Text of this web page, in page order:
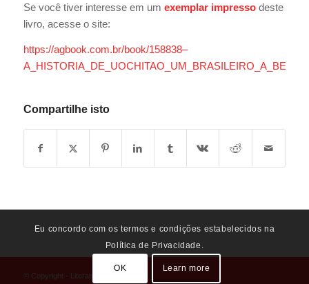
Se você tiver interesse em um exemplar impressodeste
livro, acesse o site:
https://agbook.com.br/book/158838–
Compartilhe isto
© Copyright - Literatura Educativa
Eu concordo com os termos e condições estabelecidos na
Política de Privacidade.
OK Learn more